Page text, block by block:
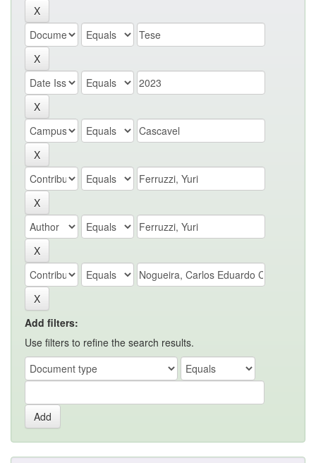
Add filters:
Use filters to refine the search results.